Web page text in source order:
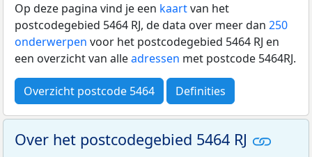
Op deze pagina vind je een kaartvan het
postcodegebied 5464 RJ, de data over meer dan 250
onderwerpen voor het postcodegebied 5464 RJ en
een overzicht van alleadressen met postcode 5464RJ.
Overzicht postcode 5464 Definities
Over het postcodegebied 5464 RJ